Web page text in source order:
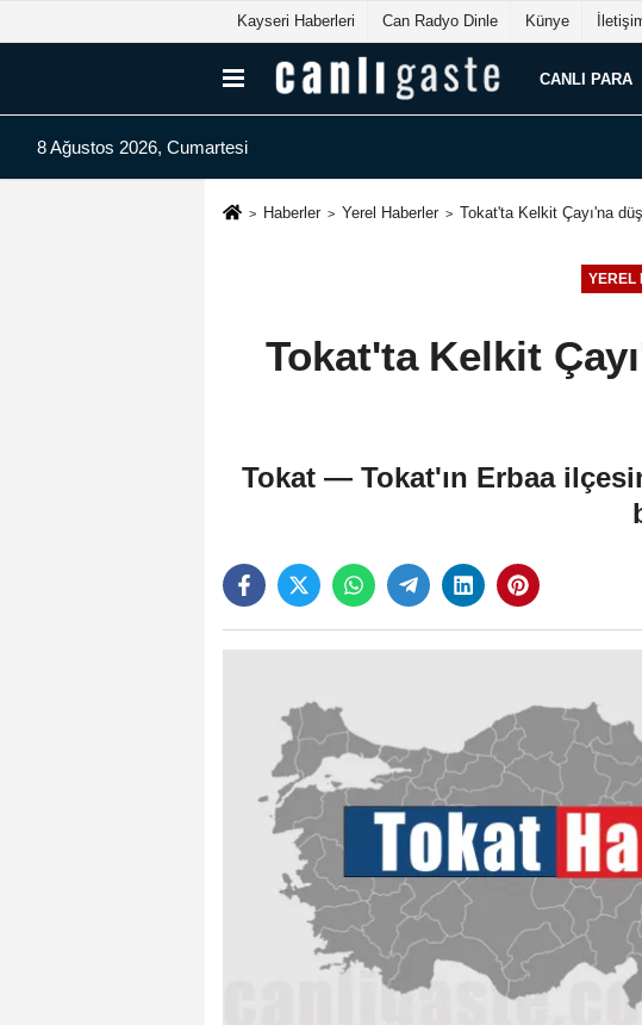
Kayseri Haberleri Can Radyo Dinle Künye
CANLI PARA
8 Ağustos 2026, Cumartesi
Haberler Yerel Haberler Tokat'ta Kelkit Çayı'na
YEREL
Tokat'ta Kelkit
Tokat — Tokat'ın Erbaa